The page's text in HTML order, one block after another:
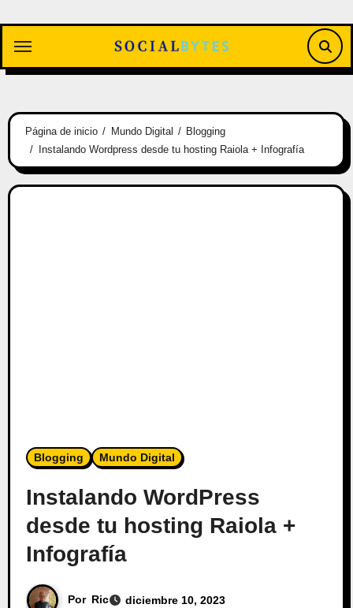
contenido
Página de inicio Mundo Digital
Blogging
Instalando Wordpress desde tu hosting Raiola + Infografía
Blogging Mundo Digital
Instalando WordPress
desde tu hosting Raiola +
Infografía
Por Ric
diciembre 10, 2023